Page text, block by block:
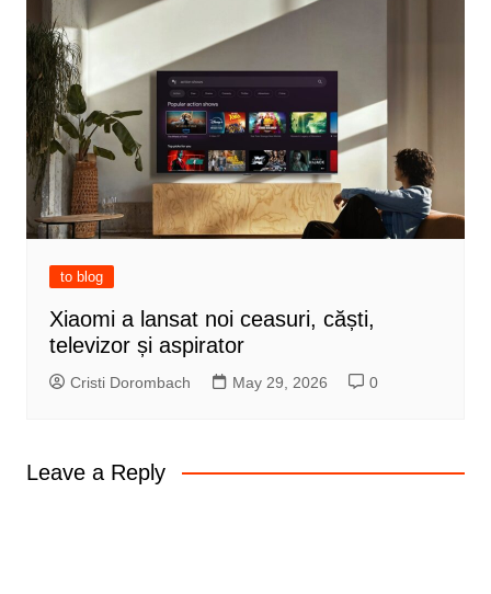
to blog
Xiaomi a lansat noi ceasuri, căști,
televizor și aspirator
Cristi Dorombach May 29, 2026 0
Leave a Reply